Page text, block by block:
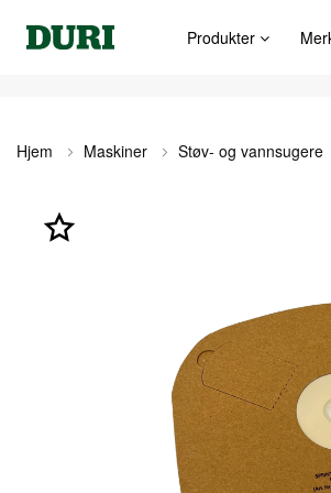
Produkter
Hjem Maskiner Støv- og vannsugere
slutten